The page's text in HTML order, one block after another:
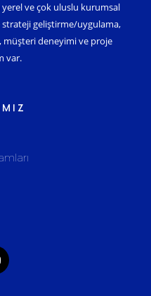
yerel ve çok uluslu kurumsal
geliştirme/uygulama,
müşteri deneyimi ve proje
var.